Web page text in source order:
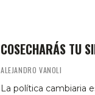
COSECHARÁS TU
ALEJANDRO VANOLI
La política cambiaria